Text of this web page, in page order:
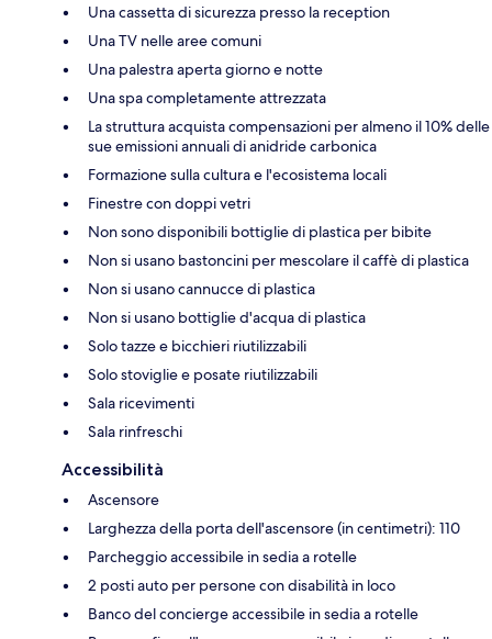
Una cassetta di sicurezza presso la reception
Una TV nelle aree comuni
Una palestra aperta giorno e notte
Una spa completamente attrezzata
La struttura acquista compensazioni per almeno il 10% delle
sue emissioni annuali di anidride carbonica
Formazione sulla cultura e l'ecosistema locali
Finestre con doppi vetri
Non sono disponibili bottiglie di plastica per bibite
Non si usano bastoncini per mescolare il caffè di plastica
Non si usano cannucce di plastica
Non si usano bottiglie d'acqua di plastica
Solo tazze e bicchieri riutilizzabili
Solo stoviglie e posate riutilizzabili
Sala ricevimenti
Sala rinfreschi
Accessibilità
Ascensore
Larghezza della porta dell'ascensore (in centimetri): 110
Parcheggio accessibile in sedia a rotelle
2 posti auto per persone con disabilità in loco
Banco del concierge accessibile in sedia a rotelle